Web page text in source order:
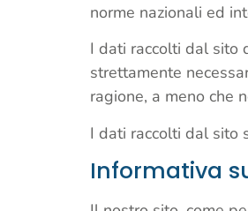
norme nazionali ed
I dati raccolti dal sito
strettamente
ragione, a meno che
I dati raccolti dal sito
Informativa